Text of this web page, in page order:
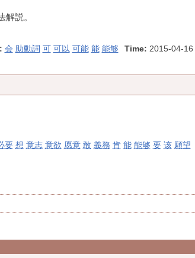
解説。
会 助動詞 可 可以 可能 能 能够 Time: 2015-04-16
要 想 意志 意欲 愿意 敢 義務 肯 能 能够 要 该 願望